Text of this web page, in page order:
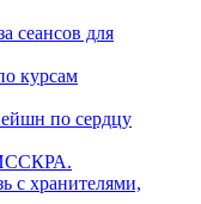
сеансов для
курсам
по сердцу
с хранителями,